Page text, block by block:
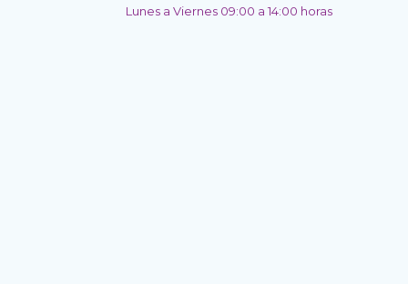
Lunes a Viernes 09:00 a 14:00 horas